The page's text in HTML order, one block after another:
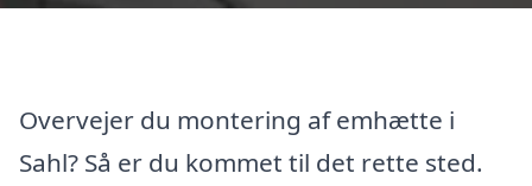
Overvejer du montering af emhætte i
Sahl? Så er du kommet til det rette sted.